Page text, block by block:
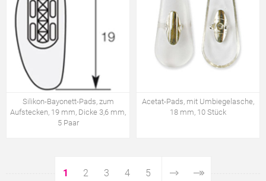
Silikon-Bayonett-Pads, zum
Aufstecken, 19 mm, Dicke 3,6 mm,
5 Paar
Acetat-Pads, mit Umbiegelasche,
18 mm, 10 Stück
1 2 3 4 5